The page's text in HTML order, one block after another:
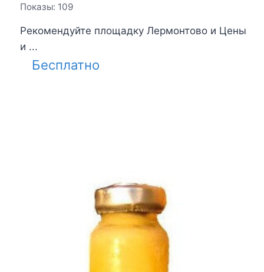
Показы: 109
Рекомендуйте площадку Лермонтово и Цены
и ...
Бесплатно